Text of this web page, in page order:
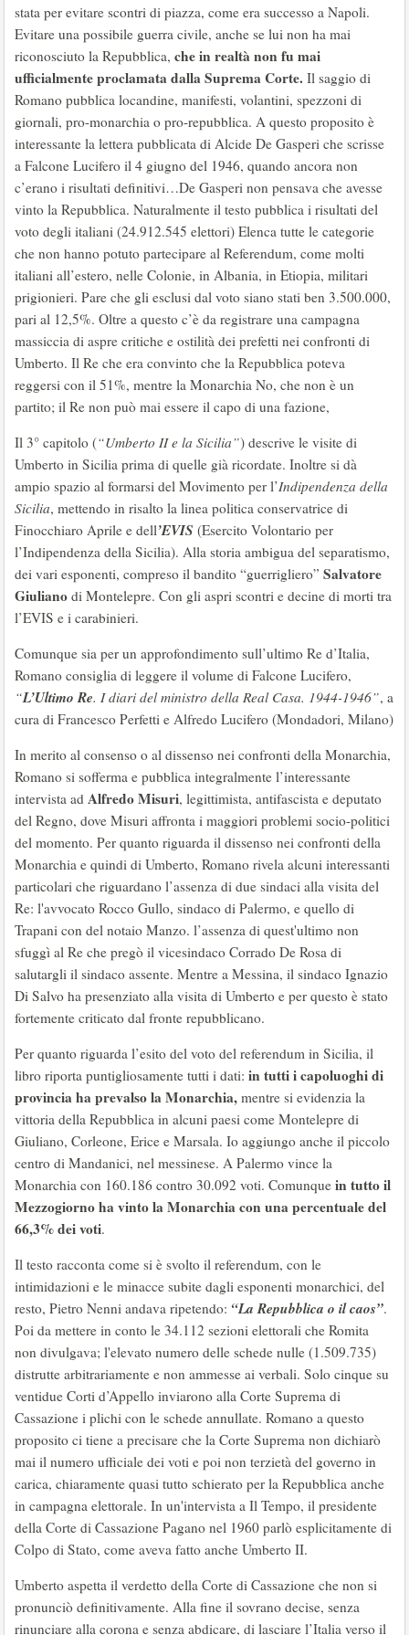
stata per evitare scontri di piazza, come era successo a Napoli.
Evitare una possibile guerra civile, anche se lui non ha mai
riconosciuto la Repubblica, che in realtà non fu mai
ufficialmente proclamata dalla Suprema Corte. Il saggio di
Romano pubblica locandine, manifesti, volantini, spezzoni di
giornali, pro-monarchia o pro-repubblica. A questo proposito è
interessante la lettera pubblicata di Alcide De Gasperi che scrisse
a Falcone Lucifero il 4 giugno del 1946, quando ancora non
c’erano i risultati definitivi…De Gasperi non pensava che avesse
vinto la Repubblica. Naturalmente il testo pubblica i risultati del
voto degli italiani (24.912.545 elettori) Elenca tutte le categorie
che non hanno potuto partecipare al Referendum, come molti
italiani all’estero, nelle Colonie, in Albania, in Etiopia, militari
prigionieri. Pare che gli esclusi dal voto siano stati ben 3.500.000,
pari al 12,5%. Oltre a questo c’è da registrare una campagna
massiccia di aspre critiche e ostilità dei prefetti nei confronti di
Umberto. Il Re che era convinto che la Repubblica poteva
reggersi con il 51%, mentre la Monarchia No, che non è un
partito; il Re non può mai essere il capo di una fazione,
Il 3° capitolo (“Umberto II e la Sicilia”) descrive le visite di
Umberto in Sicilia prima di quelle già ricordate. Inoltre si dà
ampio spazio al formarsi del Movimento per l’Indipendenza della
Sicilia, mettendo in risalto la linea politica conservatrice di
Finocchiaro Aprile e dell’EVIS (Esercito Volontario per
l’Indipendenza della Sicilia). Alla storia ambigua del separatismo,
dei vari esponenti, compreso il bandito “guerrigliero” Salvatore
Giuliano di Montelepre. Con gli aspri scontri e decine di morti tra
l’EVIS e i carabinieri.
Comunque sia per un approfondimento sull’ultimo Re d’Italia,
Romano consiglia di leggere il volume di Falcone Lucifero,
“L’Ultimo Re. I diari del ministro della Real Casa. 1944-1946”, a
cura di Francesco Perfetti e Alfredo Lucifero (Mondadori, Milano)
In merito al consenso o al dissenso nei confronti della Monarchia,
Romano si sofferma e pubblica integralmente l’interessante
intervista ad Alfredo Misuri, legittimista, antifascista e deputato
del Regno, dove Misuri affronta i maggiori problemi socio-politici
del momento. Per quanto riguarda il dissenso nei confronti della
Monarchia e quindi di Umberto, Romano rivela alcuni interessanti
particolari che riguardano l’assenza di due sindaci alla visita del
Re: l'avvocato Rocco Gullo, sindaco di Palermo, e quello di
Trapani con del notaio Manzo. l’assenza di quest'ultimo non
sfuggì al Re che pregò il vicesindaco Corrado De Rosa di
salutargli il sindaco assente. Mentre a Messina, il sindaco Ignazio
Di Salvo ha presenziato alla visita di Umberto e per questo è stato
fortemente criticato dal fronte repubblicano.
Per quanto riguarda l’esito del voto del referendum in Sicilia, il
libro riporta puntigliosamente tutti i dati: in tutti i capoluoghi di
provincia ha prevalso la Monarchia, mentre si evidenzia la
vittoria della Repubblica in alcuni paesi come Montelepre di
Giuliano, Corleone, Erice e Marsala. Io aggiungo anche il piccolo
centro di Mandanici, nel messinese. A Palermo vince la
Monarchia con 160.186 contro 30.092 voti. Comunque in tutto il
Mezzogiorno ha vinto la Monarchia con una percentuale del
66,3% dei voti.
Il testo racconta come si è svolto il referendum, con le
intimidazioni e le minacce subite dagli esponenti monarchici, del
resto, Pietro Nenni andava ripetendo: “La Repubblica o il caos”.
Poi da mettere in conto le 34.112 sezioni elettorali che Romita
non divulgava; l'elevato numero delle schede nulle (1.509.735)
distrutte arbitrariamente e non ammesse ai verbali. Solo cinque su
ventidue Corti d’Appello inviarono alla Corte Suprema di
Cassazione i plichi con le schede annullate. Romano a questo
proposito ci tiene a precisare che la Corte Suprema non dichiarò
mai il numero ufficiale dei voti e poi non terzietà del governo in
carica, chiaramente quasi tutto schierato per la Repubblica anche
in campagna elettorale. In un'intervista a Il Tempo, il presidente
della Corte di Cassazione Pagano nel 1960 parlò esplicitamente di
Colpo di Stato, come aveva fatto anche Umberto II.
Umberto aspetta il verdetto della Corte di Cassazione che non si
pronunciò definitivamente. Alla fine il sovrano decise, senza
rinunciare alla corona e senza abdicare, di lasciare l’Italia verso il